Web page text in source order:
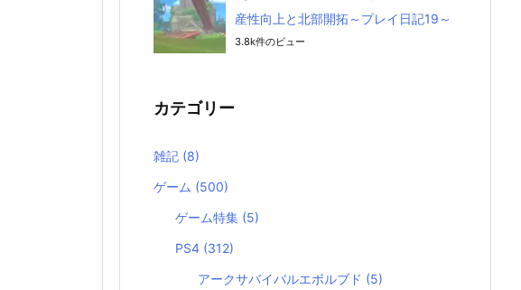
産性向上と北部開拓～プレイ日記19～
3.8k件のビュー
カテゴリー
雑記 (8)
ゲーム (500)
ゲーム特集 (5)
PS4 (312)
アークサバイバルエボルブド (5)